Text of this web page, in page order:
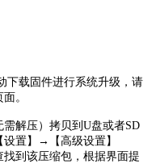
下载固件进行系统升级，请
。
解压）拷贝到U盘或者SD
置】→【高级设置】
到该压缩包，根据界面提